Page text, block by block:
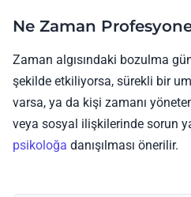
Ne Zaman
Zaman algısındaki bozulma
şekilde etkiliyorsa, sürekli bir
varsa, ya da kişi zamanı
veya sosyal ilişkilerinde sorun
psikoloğa danışılması önerilir.